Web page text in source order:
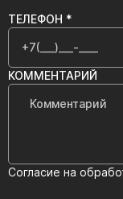
ТЕЛЕФОН *
КОММЕНТАРИЙ
Согласие на